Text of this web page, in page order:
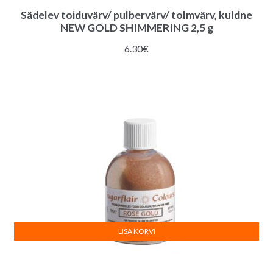
Sädelev toiduvärv/ pulbervärv/ tolmvärv, kuldne
NEW GOLD SHIMMERING 2,5 g
6.30€
LISA KORVI